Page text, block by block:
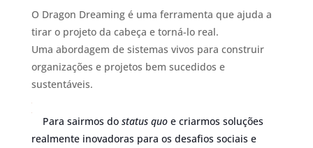
O Dragon Dreaming é uma ferramenta que ajuda a
tirar o projeto da cabeça e torná-lo real.
Uma abordagem de sistemas vivos para construir
organizações e projetos bem sucedidos e
sustentáveis.
Para sairmos do status quo e criarmos soluções
realmente inovadoras para os desafios sociais e